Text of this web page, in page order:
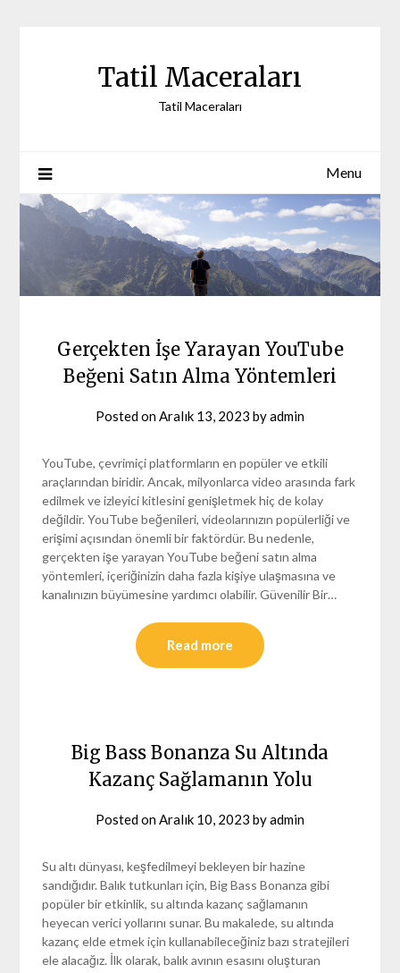
Tatil Maceraları
Tatil Maceraları
Menu
Gerçekten İşe Yarayan YouTube
Beğeni Satın Alma Yöntemleri
Posted on Aralık 13, 2023 byadmin
YouTube, çevrimiçi platformların en popüler ve etkili
araçlarından biridir. Ancak, milyonlarca video arasında fark
edilmek ve izleyici kitlesini genişletmek hiç de kolay
değildir. YouTube beğenileri, videolarınızın popülerliği ve
erişimi açısından önemli bir faktördür. Bu nedenle,
gerçekten işe yarayan YouTube beğeni satın alma
yöntemleri, içeriğinizin daha fazla kişiye ulaşmasına ve
kanalınızın büyümesine yardımcı olabilir. Güvenilir Bir…
Read more
Big Bass Bonanza Su Altında
Kazanç Sağlamanın Yolu
Posted on Aralık 10, 2023 byadmin
Su altı dünyası, keşfedilmeyi bekleyen bir hazine
sandığıdır. Balık tutkunları için, Big Bass Bonanza gibi
popüler bir etkinlik, su altında kazanç sağlamanın
heyecan verici yollarını sunar. Bu makalede, su altında
kazanç elde etmek için kullanabileceğiniz bazı stratejileri
ele alacağız. İlk olarak, balık avının esasını oluşturan